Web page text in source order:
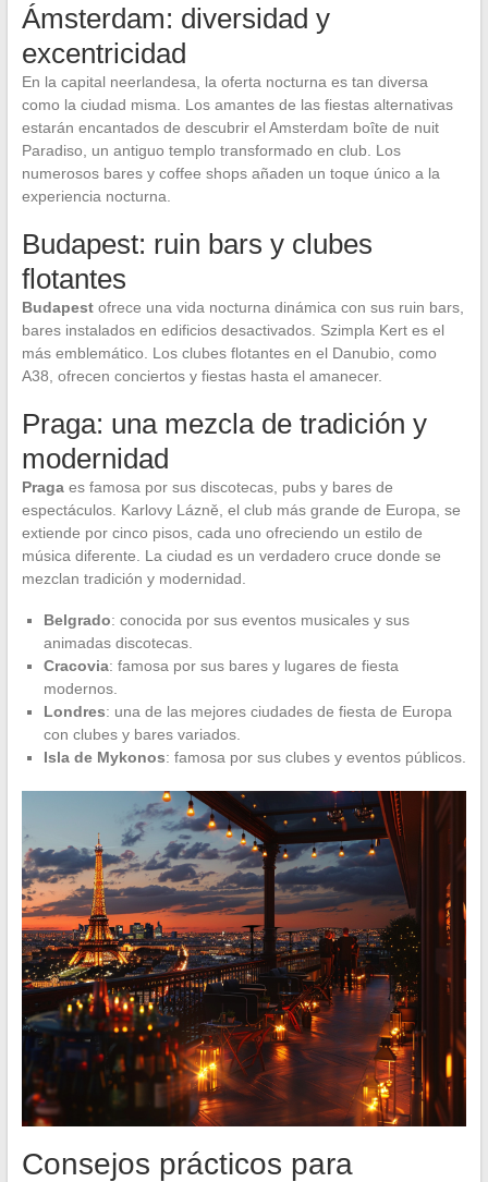
Ámsterdam: diversidad y
excentricidad
En la capital neerlandesa, la oferta nocturna es tan diversa
como la ciudad misma. Los amantes de las fiestas alternativas
estarán encantados de descubrir el Amsterdam boîte de nuit
Paradiso, un antiguo templo transformado en club. Los
numerosos bares y coffee shops añaden un toque único a la
experiencia nocturna.
Budapest: ruin bars y clubes
flotantes
Budapestofrece una vida nocturna dinámica con sus ruin bars,
bares instalados en edificios desactivados. Szimpla Kert es el
más emblemático. Los clubes flotantes en el Danubio, como
A38, ofrecen conciertos y fiestas hasta el amanecer.
Praga: una mezcla de tradición y
modernidad
Pragaes famosa por sus discotecas, pubs y bares de
espectáculos. Karlovy Lázně, el club más grande de Europa, se
extiende por cinco pisos, cada uno ofreciendo un estilo de
música diferente. La ciudad es un verdadero cruce donde se
mezclan tradición y modernidad.
Belgrado: conocida por sus eventos musicales y sus
animadas discotecas.
Cracovia: famosa por sus bares y lugares de fiesta
modernos.
Londres: una de las mejores ciudades de fiesta de Europa
con clubes y bares variados.
Isla de Mykonos: famosa por sus clubes y eventos públicos.
Consejos prácticos para